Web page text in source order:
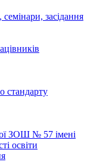
засідання
стандарту
ЗОШ № 57 імені
освіти